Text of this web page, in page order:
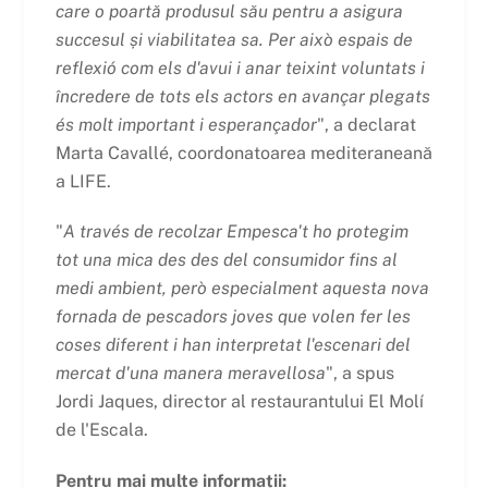
care o poartă produsul său pentru a asigura
succesul și viabilitatea sa. Per això espais de
reflexió com els d'avui i anar teixint voluntats i
încredere de tots els actors en avançar plegats
és molt important i esperançador", a declarat
Marta Cavallé, coordonatoarea mediteraneană
a LIFE.
"A través de recolzar Empesca't ho protegim
tot una mica des des del consumidor fins al
medi ambient, però especialment aquesta nova
fornada de pescadors joves que volen fer les
coses diferent i han interpretat l'escenari del
mercat d'una manera meravellosa", a spus
Jordi Jaques, director al restaurantului El Molí
de l'Escala.
Pentru mai multe informații: